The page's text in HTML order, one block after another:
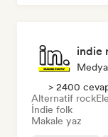
indie
> 2400
Alternatif rock
İndie folk
Makale yaz